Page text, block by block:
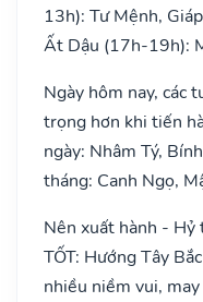
13h): Tư Mệnh,
Ất Dậu (17h-19h):
Ngày hôm nay, các
trọng hơn khi tiến
ngày: Nhâm Tý,
tháng: Canh Ngọ,
Nên xuất hành - Hỷ
TỐT: Hướng Tây
nhiều niềm vui,